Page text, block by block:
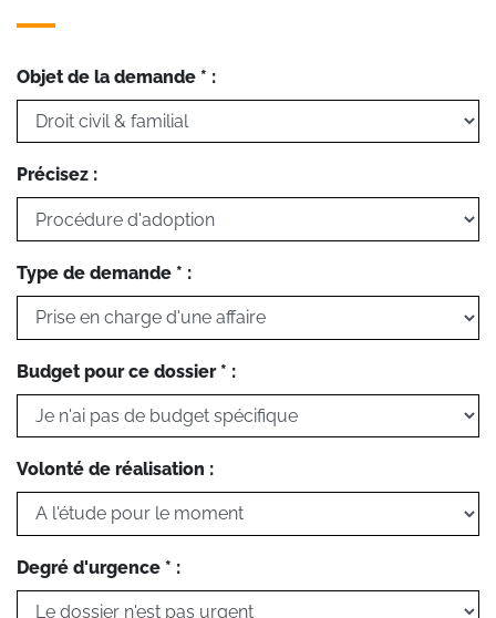
Objet de la demande * :
Précisez :
Type de demande * :
Budget pour ce dossier * :
Volonté de réalisation :
Degré d'urgence * :